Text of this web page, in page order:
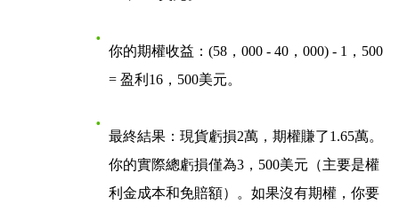
你的期權收益：(58，000 - 40，000) - 1，500
= 盈利16，500美元。
最終結果 ：現貨虧損2萬，期權賺了1.65萬。
你的實際總虧損僅為3，500美元（主要是權
利金成本和免賠額）。如果沒有期權，你要